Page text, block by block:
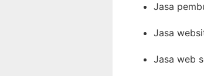
Jasa
Jasa
Jasa web